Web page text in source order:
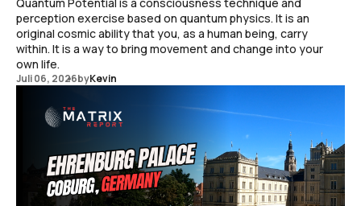
Quantum Potential is a consciousness technique and
perception exercise based on quantum physics. It is an
original cosmic ability that you, as a human being, carry
within. It is a way to bring movement and change into your
own life.
Juli 06, 2026byKevin